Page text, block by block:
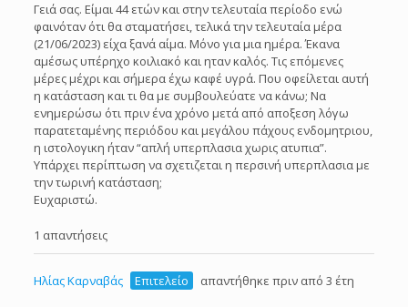
Γειά σας. Είμαι 44 ετών και στην τελευταία περίοδο ενώ
φαινόταν ότι θα σταματήσει, τελικά την τελευταία μέρα
(21/06/2023) είχα ξανά αίμα. Μόνο για μια ημέρα. Έκανα
αμέσως υπέρηχο κοιλιακό και ηταν καλός. Τις επόμενες
μέρες μέχρι και σήμερα έχω καφέ υγρά. Που οφείλεται αυτή
η κατάσταση και τι θα με συμβουλεύατε να κάνω; Να
ενημερώσω ότι πριν ένα χρόνο μετά από αποξεση λόγω
παρατεταμένης περιόδου και μεγάλου πάχους ενδομητριου,
η ιστολογικη ήταν “απλή υπερπλασια χωρις ατυπια”.
Υπάρχει περίπτωση να σχετιζεται η περσινή υπερπλασια με
την τωρινή κατάσταση;
Ευχαριστώ.
1 απαντήσεις
Ηλίας Καρναβάς Επιτελείο απαντήθηκε πριν από 3 έτη